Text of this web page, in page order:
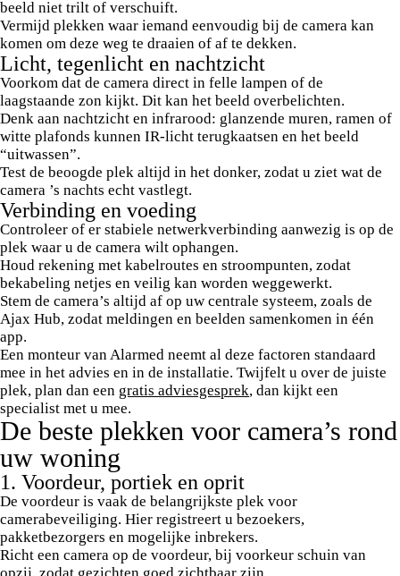
beeld niet trilt of verschuift.
Vermijd plekken waar iemand eenvoudig bij de camera kan
komen om deze weg te draaien of af te dekken.
Licht, tegenlicht en nachtzicht
Voorkom dat de camera direct in felle lampen of de
laagstaande zon kijkt. Dit kan het beeld overbelichten.
Denk aan nachtzicht en infrarood: glanzende muren, ramen of
witte plafonds kunnen IR-licht terugkaatsen en het beeld
“uitwassen”.
Test de beoogde plek altijd in het donker, zodat u ziet wat de
camera ’s nachts echt vastlegt.
Verbinding en voeding
Controleer of er stabiele netwerkverbinding aanwezig is op de
plek waar u de camera wilt ophangen.
Houd rekening met kabelroutes en stroompunten, zodat
bekabeling netjes en veilig kan worden weggewerkt.
Stem de camera’s altijd af op uw centrale systeem, zoals de
Ajax Hub, zodat meldingen en beelden samenkomen in één
app.
Een monteur van Alarmed neemt al deze factoren standaard
mee in het advies en in de installatie. Twijfelt u over de juiste
plek, plan dan een gratis adviesgesprek, dan kijkt een
specialist met u mee.
De beste plekken voor camera’s rond
uw woning
1. Voordeur, portiek en oprit
De voordeur is vaak de belangrijkste plek voor
camerabeveiliging. Hier registreert u bezoekers,
pakketbezorgers en mogelijke inbrekers.
Richt een camera op de voordeur, bij voorkeur schuin van